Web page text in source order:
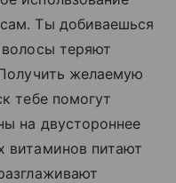
Ты добиваешься
теряют
желаемую
тебе помогут
на двустороннее
витаминов питают